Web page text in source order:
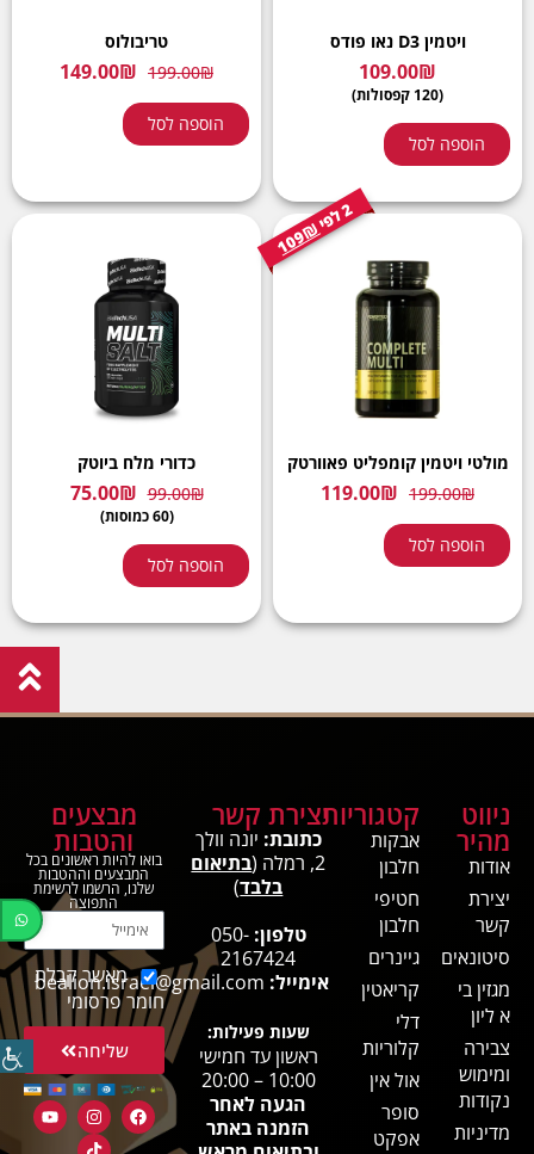
ויטמין D3 נאו פודס
109.00₪
(120 קפסולות)
הוספה לסל
טריבולוס
199.00₪
149.00₪
הוספה לסל
2
ל
פ
י
109₪
מולטי ויטמין קומפליט פאוורטק
199.00₪
119.00₪
הוספה לסל
כדורי מלח ביוטק
99.00₪
75.00₪
(60 כמוסות)
הוספה לסל
ניווט
מהיר
אודות
יצירת
קשר
סיטונאים
מגזין בי
א ליון
צבירה
ומימוש
נקודות
מדיניות
קטגוריות
אבקות
חלבון
חטיפי
חלבון
גיינרים
קריאטין
דלי
קלוריות
אול אין
סופר
אפקט
יצירת קשר
כתובת: יונה וולך
2, רמלה (
בתיאום
בלבד)
טלפון: 050-
2167424
אימייל: bealion.israel@gmail.com
שעות פעילות:
ראשון עד חמישי
10:00 – 20:00
הגעה לאחר
הזמנה באתר
מבצעים
והטבות
בואו להיות ראשונים בכל
המבצעים וההטבות
שלנו, הרשמו לרשימת
התפוצה
מאשר קבלת
חומר פרסומי
שליחה